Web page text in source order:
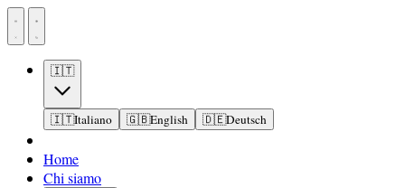
🇮🇹
🇮🇹Italiano 🇬🇧English 🇩🇪Deutsch
Home
Chi siamo